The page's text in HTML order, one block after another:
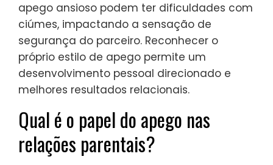
apego ansioso podem ter dificuldades com
ciúmes, impactando a sensação de
segurança do parceiro. Reconhecer o
próprio estilo de apego permite um
desenvolvimento pessoal direcionado e
melhores resultados relacionais.
Qual é o papel do apego nas
relações parentais?